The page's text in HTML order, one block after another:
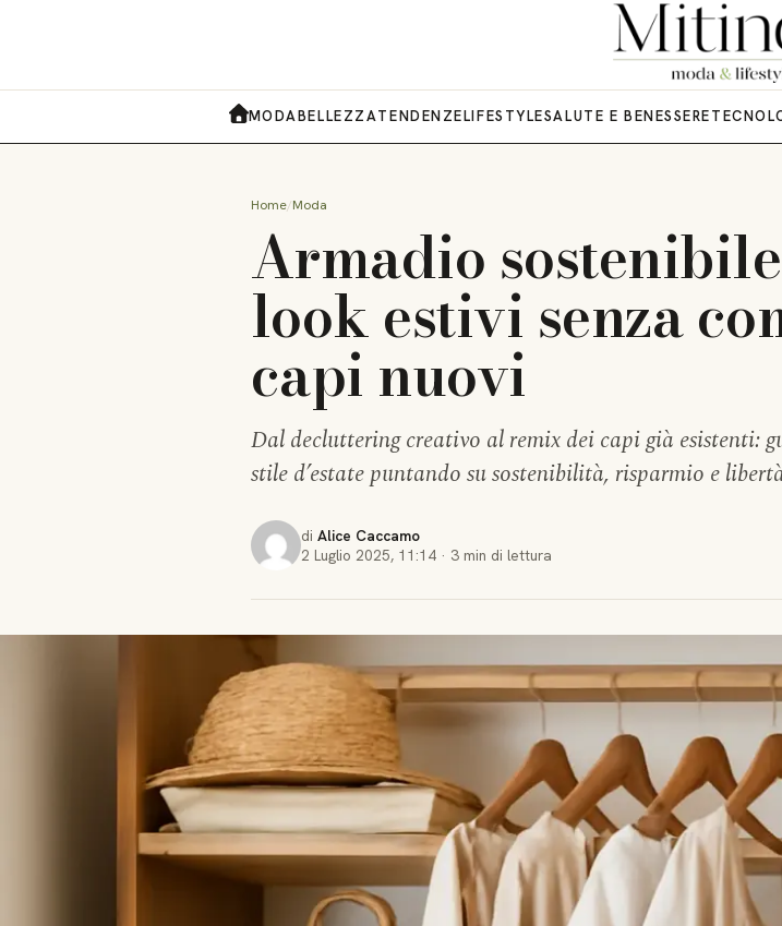
MODABELLEZZATENDENZELIFESTYLESALUTE E BENESSERE
Home Moda
Armadio
look estivi senza
capi nuovi
Dal decluttering creativo al remix dei capi già esistenti:
stile d’estate puntando su sostenibilità, risparmio e
di Alice Caccamo
2 Luglio 2025, 11:14 · 3 min di lettura